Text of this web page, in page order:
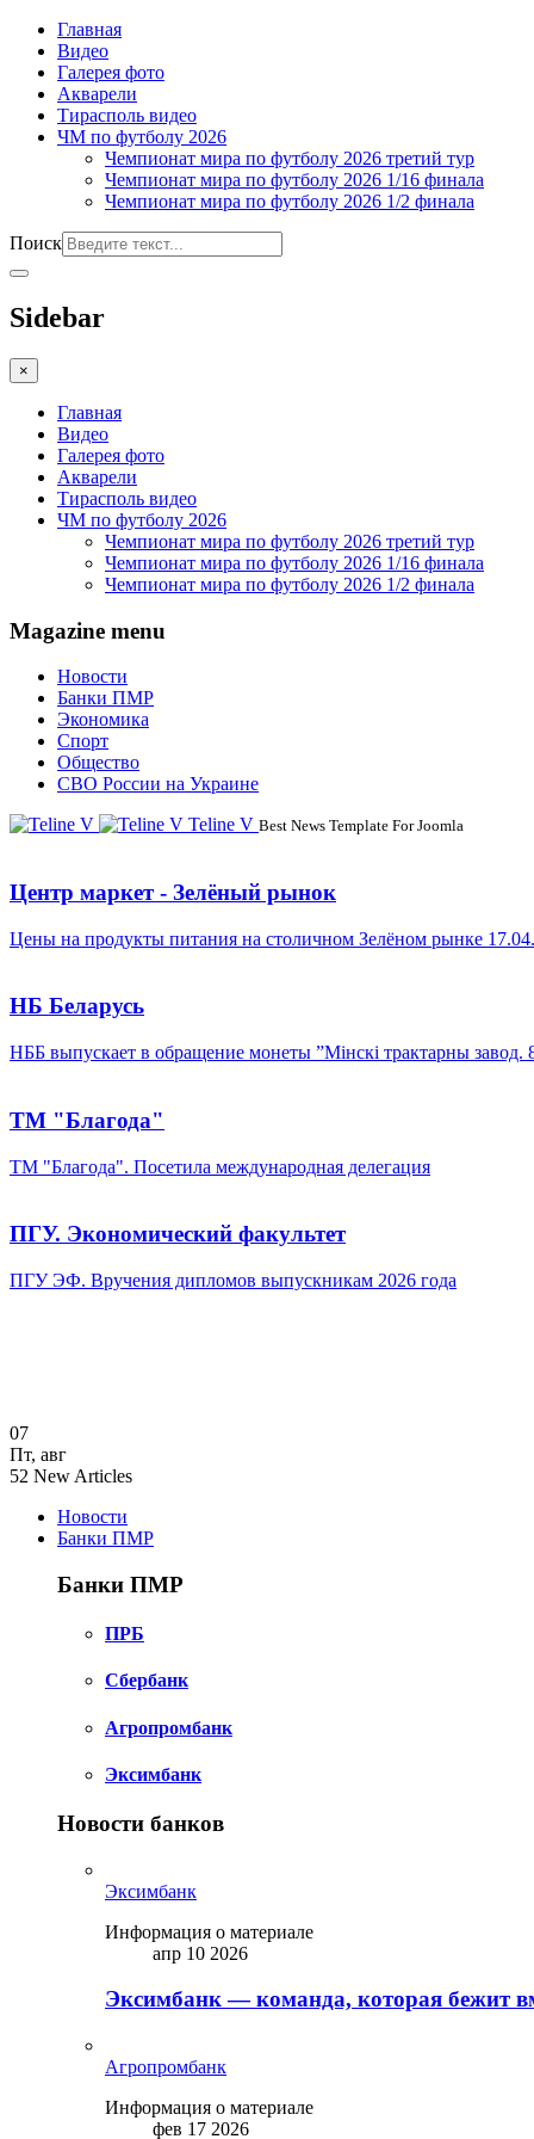
Главная
Видео
Галерея фото
Акварели
Тирасполь видео
ЧМ по футболу 2026
Чемпионат мира по футболу 2026 третий тур
Чемпионат мира по футболу 2026 1/16 финала
Чемпионат мира по футболу 2026 1/2 финала
Поиск
Sidebar
×
Главная
Видео
Галерея фото
Акварели
Тирасполь видео
ЧМ по футболу 2026
Чемпионат мира по футболу 2026 третий тур
Чемпионат мира по футболу 2026 1/16 финала
Чемпионат мира по футболу 2026 1/2 финала
Magazine menu
Новости
Банки ПМР
Экономика
Спорт
Общество
СВО России на Украине
Teline V Best News Template For Joomla
Центр маркет - Зелёный рынок
Цены на продукты питания на столичном Зелёном рынке
НБ Беларусь
НББ выпускает в обращение монеты ”Мінскі трактарны завод.
ТМ "Благода"
ТМ "Благода". Посетила международная делегация
ПГУ. Экономический факультет
ПГУ ЭФ. Вручения дипломов выпускникам 2026 года
07
Пт, авг
52 New Articles
Новости
Банки ПМР
Банки ПМР
ПРБ
Сбербанк
Агропромбанк
Эксимбанк
Новости банков
Эксимбанк
Информация о материале
апр 10 2026
Эксимбанк — команда, которая бежит
Агропромбанк
Информация о материале
фев 17 2026